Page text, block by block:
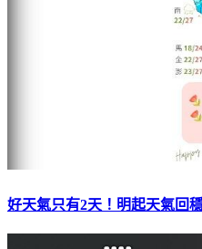
好天氣只有2天！明起天氣回